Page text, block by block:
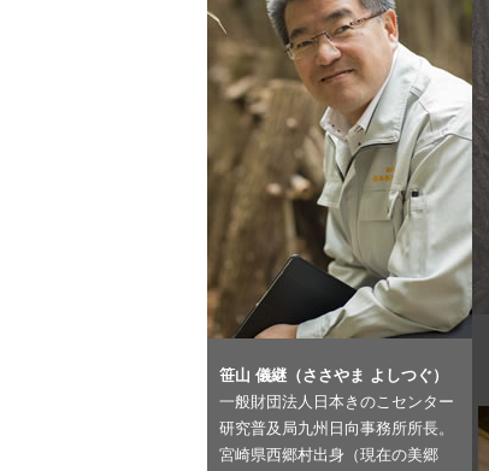
笹山 儀継（ささやま よしつぐ）
一般財団法人日本きのこセンター
研究普及局九州日向事務所所長。
宮崎県西郷村出身（現在の美郷